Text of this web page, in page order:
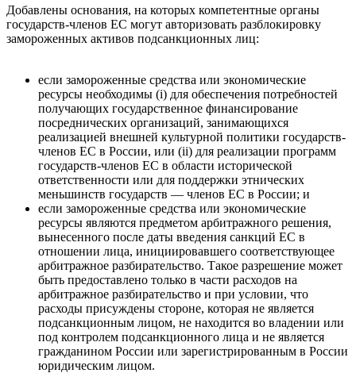
Добавлены основания, на которых компетентные органы
государств-членов ЕС могут авторизовать разблокировку
замороженных активов подсанкционных лиц:
если замороженные средства или экономические
ресурсы необходимы (i) для обеспечения потребностей
получающих государственное финансирование
посреднических организаций, занимающихся
реализацией внешней культурной политики государств-
членов ЕС в России, или (ii) для реализации программ
государств-членов ЕС в области исторической
ответственности или для поддержки этнических
меньшинств государств — членов ЕС в России; и
если замороженные средства или экономические
ресурсы являются предметом арбитражного решения,
вынесенного после даты введения санкций ЕС в
отношении лица, инициировавшего соответствующее
арбитражное разбирательство. Такое разрешение может
быть предоставлено только в части расходов на
арбитражное разбирательство и при условии, что
расходы присуждены стороне, которая не является
подсанкционным лицом, не находится во владении или
под контролем подсанкционного лица и не является
гражданином России или зарегистрированным в России
юридическим лицом.